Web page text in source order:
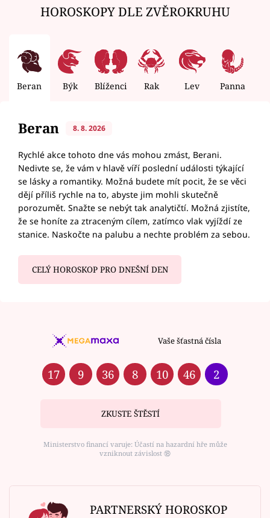
HOROSKOPY DLE ZVĚROKRUHU
Beran Býk Blíženci Rak Lev Panna
Beran 8. 8. 2026
Rychlé akce tohoto dne vás mohou zmást, Berani.
Nedivte se, že vám v hlavě víří poslední události týkající
se lásky a romantiky. Možná budete mít pocit, že se věci
dějí příliš rychle na to, abyste jim mohli skutečně
porozumět. Snažte se nebýt tak analytičtí. Možná zjistíte,
že se honíte za ztraceným cílem, zatímco vlak vyjíždí ze
stanice. Naskočte na palubu a nechte problém za sebou.
CELÝ HOROSKOP PRO DNEŠNÍ DEN
Vaše šťastná čísla
17 9 36 8 10 46 2
ZKUSTE ŠTĚSTÍ
Ministerstvo financí varuje: Účastí na hazardní hře může
vzniknout závislost ⑱
PARTNERSKÝ HOROSKOP